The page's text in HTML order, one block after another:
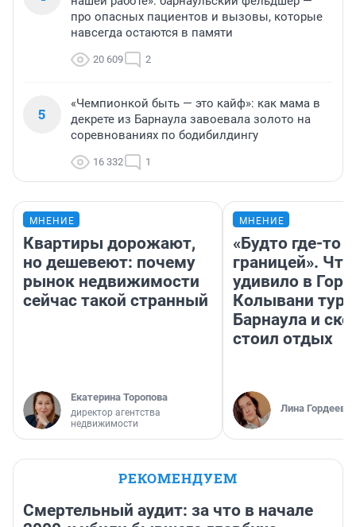
про опасных пациентов и вызовы, которые
навсегда остаются в памяти
20 609 2
5
«Чемпионкой быть — это кайф»: как мама в
декрете из Барнаула завоевала золото на
соревнованиях по бодибилдингу
16 332 1
МНЕНИЕ
Квартиры дорожают,
но дешевеют: почему
рынок недвижимости
сейчас такой странный
Екатерина Торопова
директор агентства
недвижимости
МНЕНИЕ
«Будто где-то
границей». Что
удивило в
Колывани
Барнаула и
стоил отдых
Лина Гордеева
РЕКОМЕНДУЕМ
Смертельный аудит: за что в начале